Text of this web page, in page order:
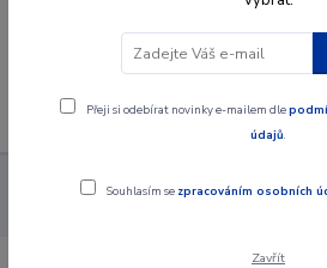
Alba Gramodesky
Pavel Bobek -
Přeji si odebírat novinky e-mailem dle
údajů.
Souhlasím se zpracováním osobních
Zavřít